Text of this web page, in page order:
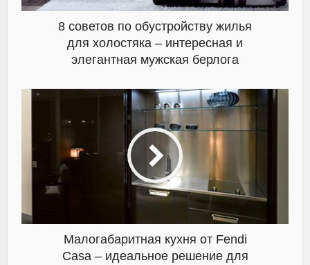
8 советов по обустройству жилья
для холостяка – интересная и
элегантная мужская берлога
Малогабаритная кухня от Fendi
Casa ‒ идеальное решение для